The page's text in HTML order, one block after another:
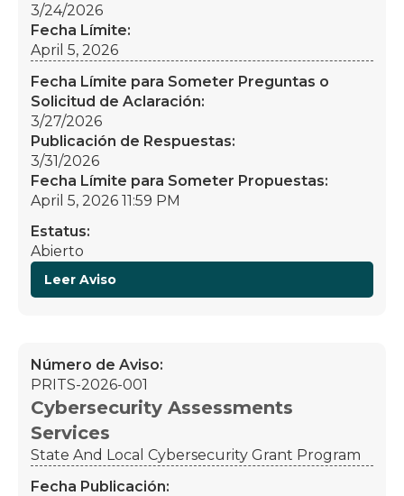
3/24/2026
Fecha Límite:
April 5, 2026
Fecha Límite para Someter Preguntas o
Solicitud de Aclaración:
3/27/2026
Publicación de Respuestas:
3/31/2026
Fecha Límite para Someter Propuestas:
April 5, 2026 11:59 PM
Estatus:
Abierto
Leer Aviso
Número de Aviso:
PRITS-2026-001
Cybersecurity Assessments
Services
State And Local Cybersecurity Grant Program
Fecha Publicación: